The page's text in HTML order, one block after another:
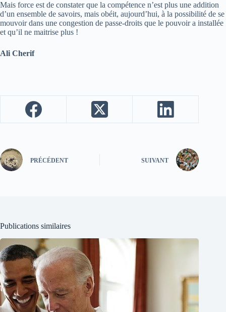
Mais force est de constater que la compétence n’est plus une addition
d’un ensemble de savoirs, mais obéit, aujourd’hui, à la possibilité de se
mouvoir dans une congestion de passe-droits que le pouvoir a installée
et qu’il ne maitrise plus !
Ali Cherif
PRÉCÉDENT SUIVANT
Publications similaires